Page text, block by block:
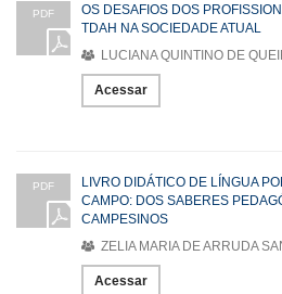
PDF
OS DESAFIOS DOS
TDAH NA SOCIEDADE ATUAL
LUCIANA QUINTINO DE
Acessar
PDF
LIVRO DIDÁTICO DE LÍNGUA
CAMPO: DOS SABERES
CAMPESINOS
ZELIA MARIA DE ARRUDA
Acessar